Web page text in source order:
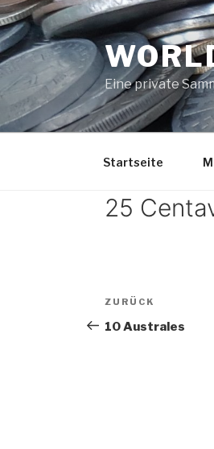
Zum
Inhalt
springen
Eine private
Startseite
25
Beitrags-
Navigation
Vorheriger
Beitrag
ZURÜCK
10 Australes